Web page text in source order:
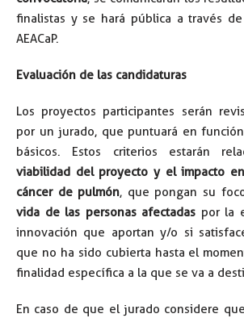
finalistas y se hará pública a través
AEACaP.
Evaluación de las candidaturas
Los proyectos participantes serán
por un jurado, que puntuará en
básicos. Estos criterios estarán
viabilidad del proyecto y el impacto
cáncer de pulmón, que pongan su
vida de las personas afectadas por la
innovación que aportan y/o si
que no ha sido cubierta hasta el
finalidad específica a la que se va a
En caso de que el jurado considere